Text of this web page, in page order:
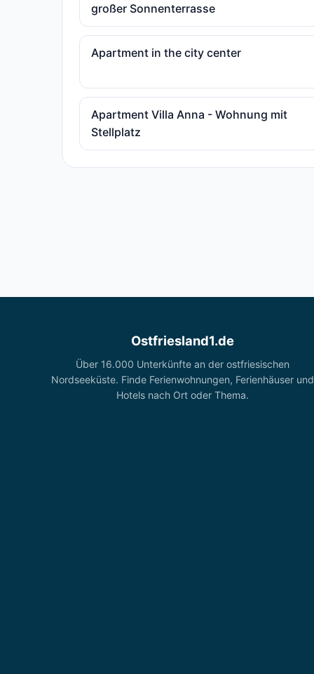
großer Sonnenterrasse
Apartment in the city center
Apartment Villa Anna - Wohnung mit
Stellplatz
Ostfriesland1.de
Über 16.000 Unterkünfte an der ostfriesischen
Nordseeküste. Finde Ferienwohnungen, Ferienhäuser und
Hotels nach Ort oder Thema.